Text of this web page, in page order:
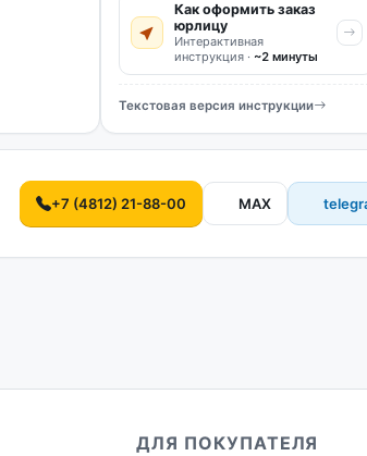
Как оформить заказ
юрлицу
Интерактивная
инструкция · ~2 минуты
Текстовая версия инструкции
+7 (4812) 21-88-00 MAX
ДЛЯ ПОКУПАТЕЛЯ